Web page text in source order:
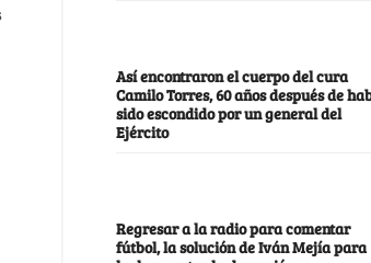
Así encontraron el cuerpo del cura
Camilo Torres, 60 años después de
sido escondido por un general del
Ejército
Regresar a la radio para comentar
fútbol, la solución de Iván Mejía para